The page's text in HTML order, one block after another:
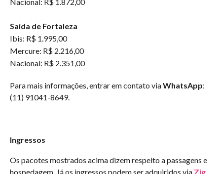
Saída de Fortaleza
Ibis: R$ 1.995,00
Mercure: R$ 2.216,00
Nacional: R$ 2.351,00
Para mais informações, entrar em contato viaWhatsApp:
(11) 91041-8649.
Ingressos
Os pacotes mostrados acima dizem respeito a passagens e
hospedagem. Já os ingressos podem ser adquiridos via Zig